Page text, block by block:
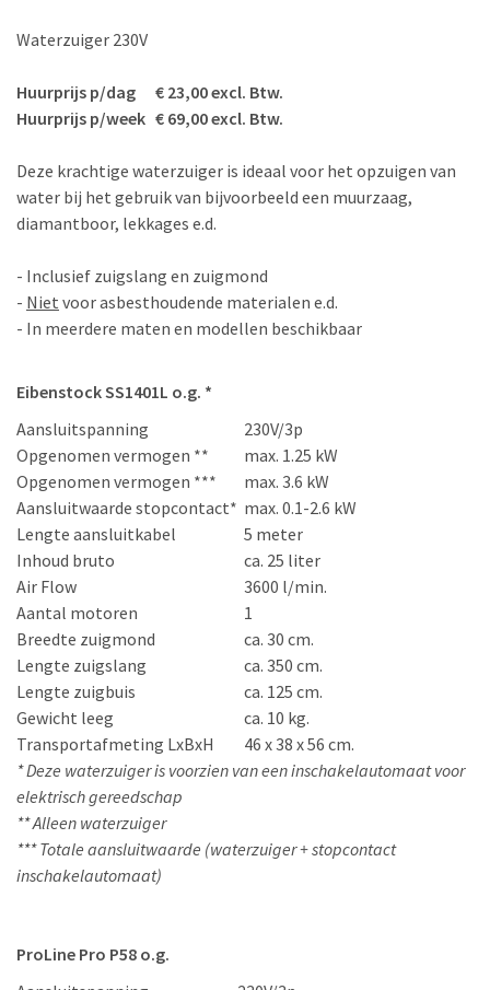
Waterzuiger 230V
Huurprijs p/dag € 23,00 excl. Btw.
Huurprijs p/week € 69,00 excl. Btw.
Deze krachtige waterzuiger is ideaal voor het opzuigen van
water bij het gebruik van bijvoorbeeld een muurzaag,
diamantboor, lekkages e.d.
- Inclusief zuigslang en zuigmond
- Niet voor asbesthoudende materialen e.d.
- In meerdere maten en modellen beschikbaar
Eibenstock SS1401L o.g. *
Aansluitspanning
230V/3p
Opgenomen vermogen **
Opgenomen vermogen ***
Aansluitwaarde stopcontact*
Lengte aansluitkabel
max. 1.25 kW
max. 3.6 kW
max. 0.1-2.6 kW
5 meter
Inhoud bruto
ca. 25 liter
Air Flow
3600 l/min.
Aantal motoren
1
Breedte zuigmond
Lengte zuigslang
ca. 30 cm.
ca. 350 cm.
Lengte zuigbuis
ca. 125 cm.
Gewicht leeg
ca. 10 kg.
Transportafmeting LxBxH
46 x 38 x 56 cm.
* Deze waterzuiger is voorzien van een inschakelautomaat voor
elektrisch gereedschap
** Alleen waterzuiger
*** Totale aansluitwaarde (waterzuiger + stopcontact
inschakelautomaat)
ProLine Pro P58 o.g.